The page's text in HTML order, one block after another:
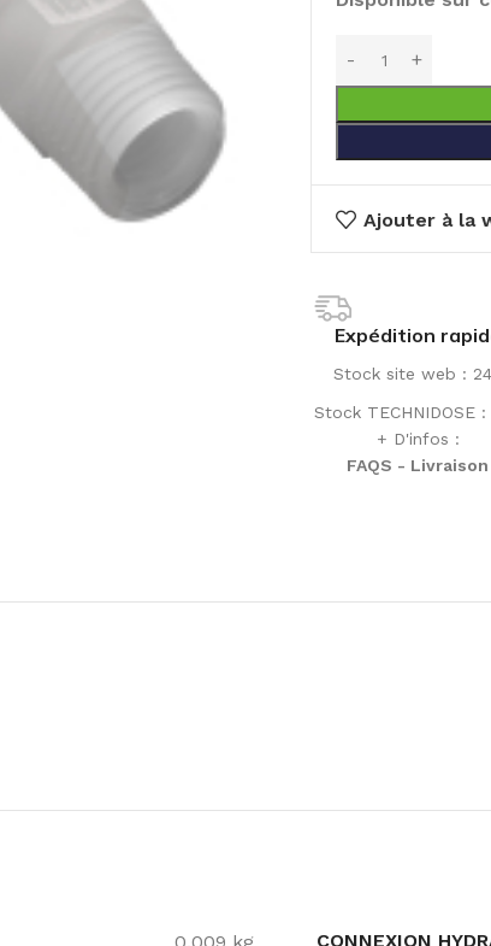
Ajouter à la
Expédition
Stock site web :
Stock TECHNIDOSE :
+ D'infos :
FAQS - Livraison
0.009 kg CONNEXION